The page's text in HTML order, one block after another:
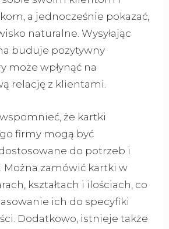
a jednocześnie pokazać,
naturalne. Wysyłając
buduje pozytywny
może wpłynąć na
relację z klientami.
że kartki
firmy mogą być
do potrzeb i
Można zamówić kartki w
kształtach i ilościach, co
ich do specyfiki
Dodatkowo, istnieje także